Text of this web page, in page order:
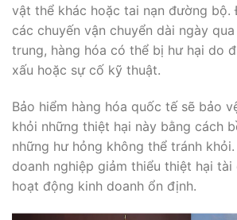
vật thể khác hoặc tai nạn đường
các chuyến vận chuyển dài ngày
trung, hàng hóa có thể bị hư hại do
xấu hoặc sự cố kỹ thuật.
Bảo hiểm hàng hóa quốc tế sẽ bảo
khỏi những thiệt hại này bằng cách
những hư hỏng không thể tránh
doanh nghiệp giảm thiểu thiệt hại
hoạt động kinh doanh ổn định.